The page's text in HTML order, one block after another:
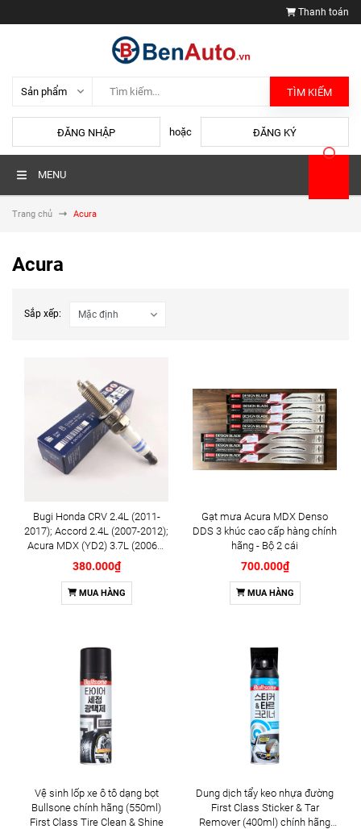
Thanh toán
TÌM KIẾM
ĐĂNG NHẬP hoặc ĐĂNG KÝ
MENU
Trang chủ Acura
Acura
Sắp xếp:
Bugi Honda CRV 2.4L (2011-
2017); Accord 2.4L (2007-2012);
Acura MDX (YD2) 3.7L (2006+)
chính hãng Bosch Double
Iridium YR6SII330X
(0242140523)
380.000₫
MUA HÀNG
Gạt mưa Acura MDX Denso
DDS 3 khúc cao cấp hàng chính
hãng - Bộ 2 cái
700.000₫
MUA HÀNG
Vệ sinh lốp xe ô tô dạng bọt
Bullsone chính hãng (550ml)
First Class Tire Clean & Shine
Dung dịch tẩy keo nhựa đường
First Class Sticker & Tar
Remover (400ml) chính hãng